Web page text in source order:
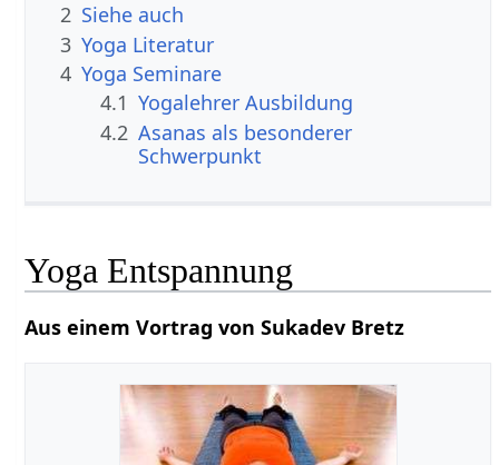
2 Siehe auch
3 Yoga Literatur
4 Yoga Seminare
4.1 Yogalehrer Ausbildung
4.2 Asanas als besonderer
Schwerpunkt
Yoga Entspannung
Aus einem Vortrag von Sukadev Bretz